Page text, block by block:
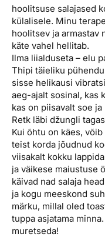
hoolitsuse salajased
külalisele. Minu
hoolitsev ja armastav
käte vahel hellitab.
Ilma liialduseta – elu
Thipi täieliku
sisse helikausi
aeg-ajalt sosinal, kas
kas on piisavalt soe
Retk läbi džungli
Kui õhtu on käes,
teist korda jõudnud
viisakalt kokku
ja väikese maiustuse
käivad nad salaja
ja kogu meeskond
märku, millal oled
tuppa asjatama
muretseda!